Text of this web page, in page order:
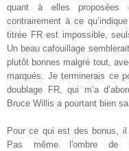
quant à elles proposées
contrairement à ce
titrée FR est impossible,
Un beau cafouillage
plutôt bonnes malgré tout,
marqués. Je terminerais ce
doublage FR, qui m’a
Bruce Willis a pourtant bien
Pour ce qui est des bonus,
Pas même l'ombre de